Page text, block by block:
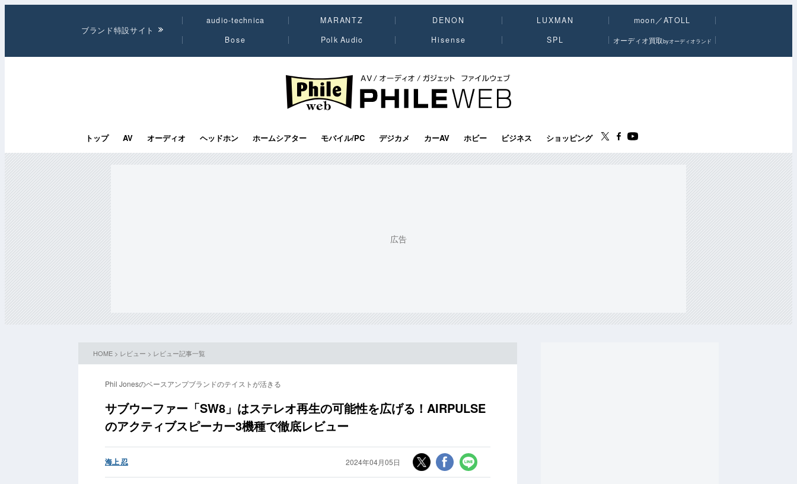
ブランド特設サイト
audio-technica MARANTZ DENON LUXMAN
moon／ATOLL
Bose
Polk Audio Hisense SPL オーディオ買取byオーディオランド
PHILE WEB｜AV/オーディオ/ガジェット
トップ AV オーディオ ヘッドホン ホームシアター モバイル/PC デジカメ カーAV ホビー ビジネス ショッピング
HOME > レビュー > レビュー記事一覧
Phil Jonesのベースアンプブランドのテイストが活きる
サブウーファー「SW8」はステレオ再生の可能性を広げる！AIRPULSE
のアクティブスピーカー3機種で徹底レビュー
海上 忍 2024年04月05日